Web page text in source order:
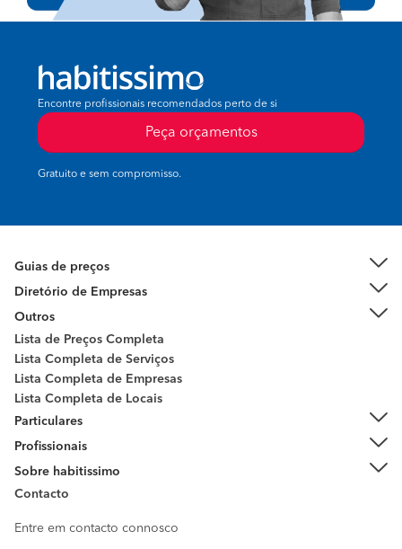
Encontre profissionais recomendados perto de si
Peça orçamentos
Gratuito e sem compromisso.
Guias de preços
Diretório de Empresas
Outros
Lista de Preços Completa
Lista Completa de Serviços
Lista Completa de Empresas
Lista Completa de Locais
Particulares
Profissionais
Sobre habitissimo
Contacto
Entre em contacto connosco